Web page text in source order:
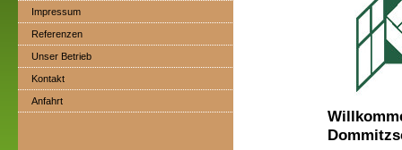
Impressum
Referenzen
Unser Betrieb
Kontakt
Anfahrt